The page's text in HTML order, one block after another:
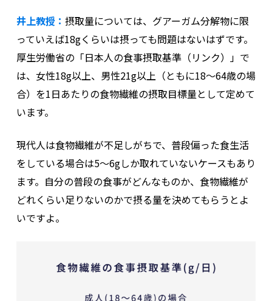
井上教授： 摂取量については、グアーガム分解物に限
っていえば18gくらいは摂っても問題はないはずです。
厚生労働省の「日本人の食事摂取基準（リンク）」で
は、女性18g以上、男性21g以上（ともに18〜64歳の場
合）を1日あたりの食物繊維の摂取目標量として定めて
います。
現代人は食物繊維が不足しがちで、普段偏った食生活
をしている場合は5〜6gしか取れていないケースもあり
ます。自分の普段の食事がどんなものか、食物繊維が
どれくらい足りないのかで摂る量を決めてもらうとよ
いですよ。